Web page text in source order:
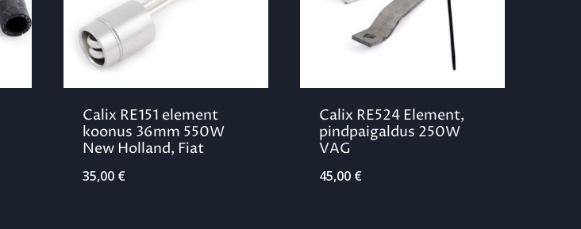
Calix RE151 element
koonus 36mm 550W
New Holland, Fiat
35,00 €
Calix RE524 Element,
pindpaigaldus 250W
VAG
45,00 €